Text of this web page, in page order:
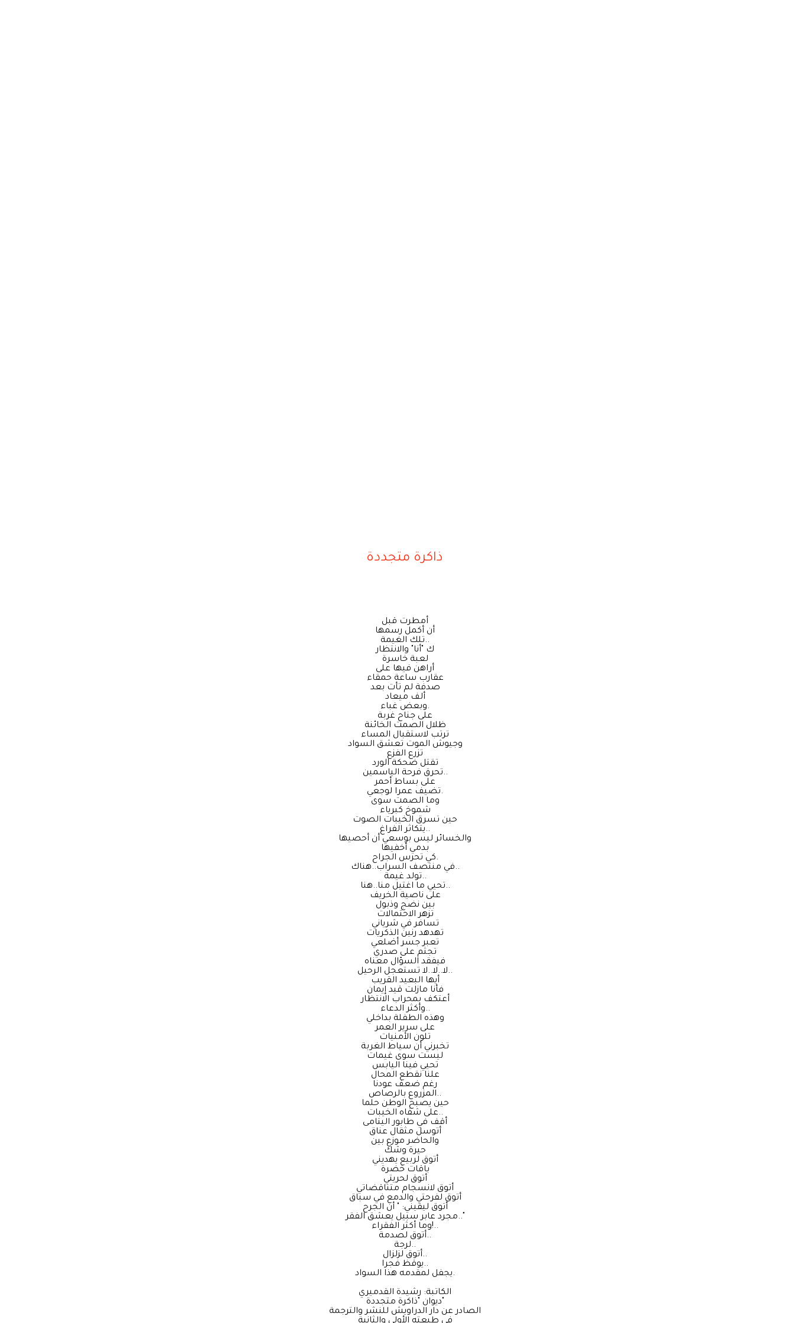
أمطرت قبل
أن أكمل رسمها
تلك الغيمة..
ك "أنا" والانتظار
لعبة خاسرة
أراهن فيها على
عقارب ساعة حمقاء
صدفة لم تأت بعد
ألف ميعاد
وبعض غباء.
على جناح غربة
ظلال الصمت الخائنة
ترتب لاستقبال المساء
وجيوش الموت تعشق السواد
تزرع الفزع
تقتل ضحكة الورد
تحرق فرحة الياسمين..
على بساط أحمر
تضيف عمرا لوجعي.
وما الصمت سوى
شموخ كبرياء
حين تسرق الخيبات الصوت
يتكاثر الفراغ..
والخسائر ليس بوسعي أن أحصيها
بدمي أخفيها
كي تحرس الجراح.
في منتصف السراب..هناك..
تولد غيمة..
تحيي ما اغتيل منا..هنا..
على ناصية الخريف
بين نضج وذبول
تزهر الاحتمالات
تسافر في شرياني
تهدهد رنين الذكريات
تعبر جسر أضلعي
تجثم على صدري
فيفقد السؤال معناه
لا..لا..لا تستعجل الرحيل..
أيها البعيد القريب
فأنا مازلت قيد إيمان
أعتكف بمحراب الانتظار
وأكثر الدعاء..
وهذه الطفلة بداخلي
على سرير العمر
تلون الأمنيات
تخبرني أن سياط الغربة
ليست سوى غيمات
تحيي فينا اليابس
علنا نقطع المحال
رغم ضعف عودنا
المزروع بالرصاص..
حين يصبح الوطن حلما
على شفاه الخيبات..
أقف في طابور اليتامى
أتوسل مثقال عناق
والحاضر موزع بين
حيرة وشك
أتوق لربيع يهديني
باقات خضرة
أتوق لحريتي
أتوق لانسجام متناقضاتي
أتوق لفرحتي والدمع في سباق
أتوق ليقيني: " أن الجرح
مجرد عابر سبيل يعشق الفقر.."
وما أكثر الفقراء!..
أتوق لصدمة..
لرجة..
أتوق لزلزال..
يوقظ فجرا..
يجفل لمقدمه هذا السواد.
الكاتبة: رشيدة القدميري
الصادر عن دار الدراويش للنشر والترجمة
ذاكرة متجددة